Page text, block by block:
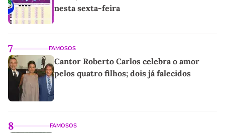
nesta sexta-feira
7 FAMOSOS
Cantor Roberto Carlos celebra o amor
pelos quatro filhos; dois já falecidos
8 FAMOSOS